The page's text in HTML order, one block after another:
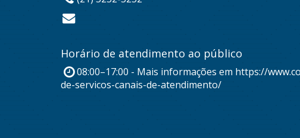
Horário de atendimento ao público
08:00–17:00 - Mais informações em https://
de-servicos-canais-de-atendimento/